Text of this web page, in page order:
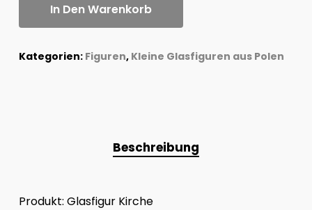
In Den Warenkorb
Kategorien: Figuren, Kleine Glasfiguren aus Polen
Beschreibung
Produkt: Glasfigur Kirche